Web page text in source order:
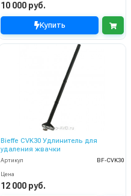
10 000 руб.
Купить
Bieffe CVK30 Удлинитель для
удаления жвачки
Артикул BF-CVK30
Цена
12 000 руб.